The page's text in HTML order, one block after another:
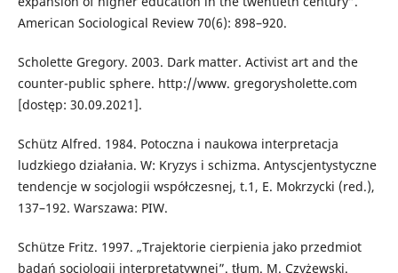
American Sociological Review 70(6): 898–920.
Scholette Gregory. 2003. Dark matter. Activist art and the
counter-public sphere. http://www. gregorysholette.com
[dostęp: 30.09.2021].
Schütz Alfred. 1984. Potoczna i naukowa interpretacja
ludzkiego działania. W: Kryzys i schizma. Antyscjentystyczne
tendencje w socjologii współczesnej, t.1, E. Mokrzycki (red.),
137–192. Warszawa: PIW.
Schütze Fritz. 1997. „Trajektorie cierpienia jako przedmiot
badań socjologii interpretatywnej”. tłum. M. Czyżewski.